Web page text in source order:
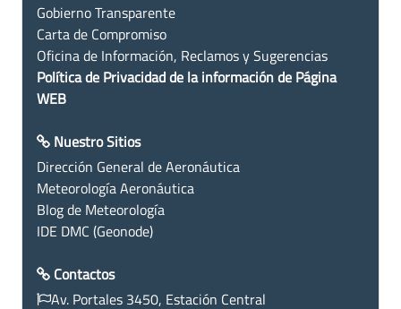
Gobierno Transparente
Carta de Compromiso
Oficina de Información, Reclamos y Sugerencias
Política de Privacidad de la información de Página
WEB
Nuestro Sitios
Dirección General de Aeronáutica
Meteorología Aeronáutica
Blog de Meteorología
IDE DMC (Geonode)
Contactos
Av. Portales 3450, Estación Central